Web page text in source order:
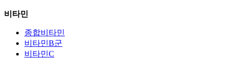
비타민
종합비타민
비타민B군
비타민C